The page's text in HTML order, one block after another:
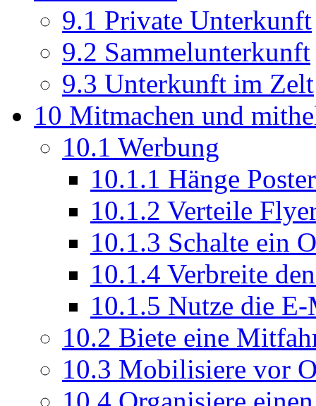
9.1 Private Unterkunft
9.2 Sammelunterkunft
9.3 Unterkunft im Zelt
10 Mitmachen und
10.1 Werbung
10.1.1 Hänge
10.1.2 Verteile
10.1.3 Schalte ein
10.1.4 Verbreite
10.1.5 Nutze die
10.2 Biete eine
10.3 Mobilisiere vor